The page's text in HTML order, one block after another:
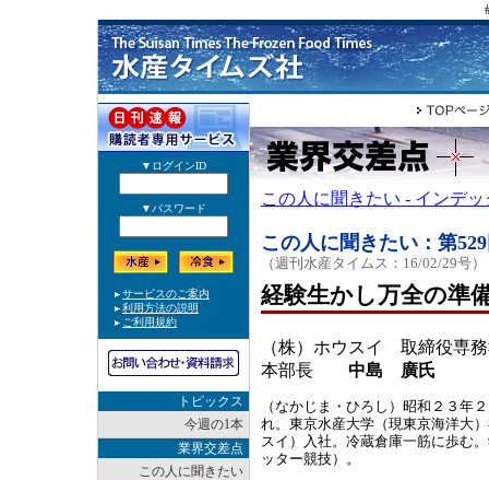
トピックス
今週の1本
業界交差点
この人に聞きたい
この人に聞きたい - インデ
この人に聞きたい：第
（週刊水産タイムス：16/02/29号）
経験生かし万全の準
（株）ホウスイ 取締役専
本部長 中島 廣氏
（なかじま・ひろし）昭和２３年
れ。東京水産大学（現東京海洋大
スイ）入社。冷蔵倉庫一筋に歩む
ッター競技）。